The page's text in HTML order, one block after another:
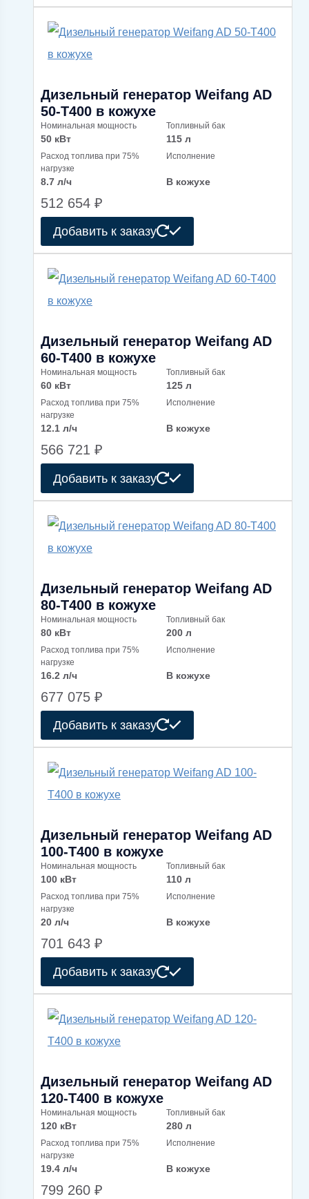
Дизельный генератор Weifang AD
50-T400 в кожухе
Номинальная мощность
50 кВт
Топливный бак
115 л
Расход топлива при 75%
нагрузке
8.7 л/ч
Исполнение
В кожухе
512 654 ₽
Добавить к заказу
Дизельный генератор Weifang AD
60-T400 в кожухе
Номинальная мощность
60 кВт
Топливный бак
125 л
Расход топлива при 75%
нагрузке
12.1 л/ч
Исполнение
В кожухе
566 721 ₽
Добавить к заказу
Дизельный генератор Weifang AD
80-T400 в кожухе
Номинальная мощность
80 кВт
Топливный бак
200 л
Расход топлива при 75%
нагрузке
16.2 л/ч
Исполнение
В кожухе
677 075 ₽
Добавить к заказу
Дизельный генератор Weifang AD
100-T400 в кожухе
Номинальная мощность
100 кВт
Топливный бак
110 л
Расход топлива при 75%
нагрузке
20 л/ч
Исполнение
В кожухе
701 643 ₽
Добавить к заказу
Дизельный генератор Weifang AD
120-T400 в кожухе
Номинальная мощность
120 кВт
Топливный бак
280 л
Расход топлива при 75%
нагрузке
19.4 л/ч
Исполнение
В кожухе
799 260 ₽